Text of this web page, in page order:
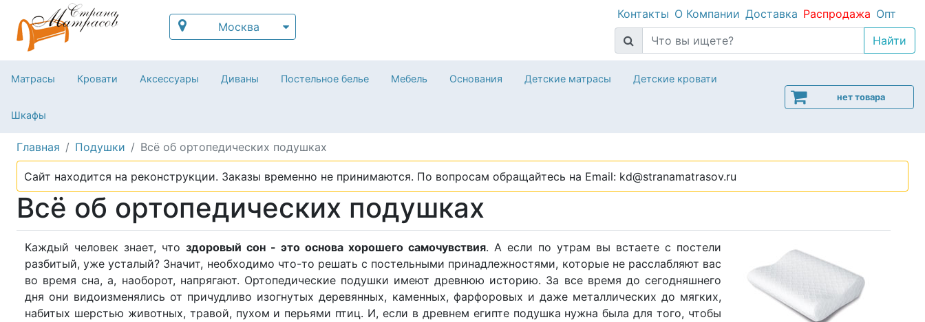
Москва
Контакты О Компании Доставка Распродажа Опт
Матрасы Кровати Аксессуары Диваны Постельное белье Мебель Основания Детские матрасы Детские кровати
Шкафы
нет товара
Главная Подушки Всё об ортопедических подушках
Сайт находится на реконструкции. Заказы временно не принимаются. По вопросам обращайтесь на Email: kd@stranamatrasov.ru
Всё об ортопедических подушках
Каждый человек знает, что здоровый сон - это основа хорошего самочувствия. А если по утрам вы встаете с постели
разбитый, уже усталый? Значит, необходимо что-то решать с постельными принадлежностями, которые не расслабляют вас
во время сна, а, наоборот, напрягают. Ортопедические подушки имеют древнюю историю. За все время до сегодняшнего
дня они видоизменялись от причудливо изогнутых деревянных, каменных, фарфоровых и даже металлических до мягких,
набитых шерстью животных, травой, пухом и перьями птиц. И, если в древнем египте подушка нужна была для того, чтобы